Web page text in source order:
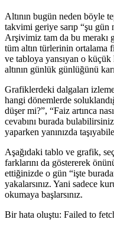
Altının bugün neden böyle
takvimi geriye sarıp “şu gün
Arşivimiz tam da bu merakı
tüm altın türlerinin ortalama
ve tabloya yansıyan o
altının günlük günlüğünü
Grafiklerdeki dalgaları
hangi dönemlerde
düşer mi?”, “Faiz artınca
cevabını burada
yaparken yanınızda
Aşağıdaki tablo ve grafik,
farklarını da göstererek
ettiğinizde o gün “işte
yakalarsınız. Yani sadece
okumaya başlarsınız.
Bir hata oluştu: Failed to